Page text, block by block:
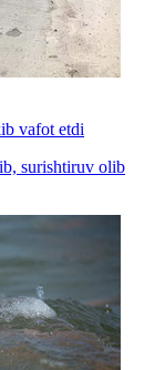
vafot etdi
surishtiruv olib